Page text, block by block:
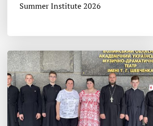
Summer Institute 2026